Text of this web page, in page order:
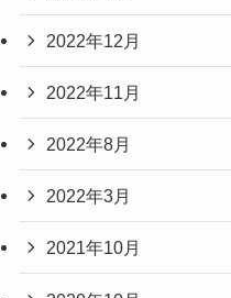
2022年12月
2022年11月
2022年8月
2022年3月
2021年10月